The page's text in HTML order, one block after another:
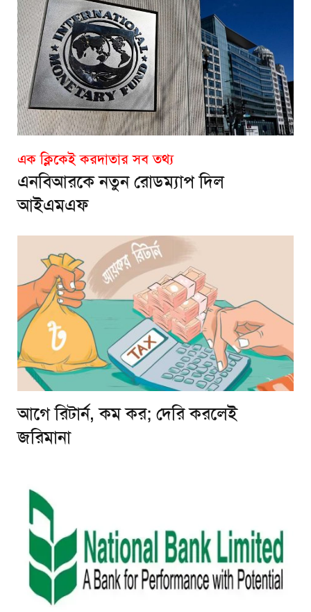
এক ক্লিকেই করদাতার সব তথ্য
এনবিআরকে নতুন রোডম্যাপ দিল
আইএমএফ
আগে রিটার্ন, কম কর; দেরি করলেই
জরিমানা